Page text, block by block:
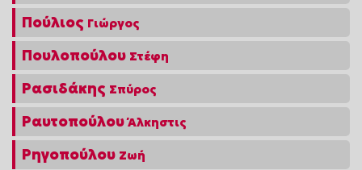
Πούλιος Γιώργος
Πουλοπούλου Στέφη
Ρασιδάκης Σπύρος
Ραυτοπούλου Άλκηστις
Ρηγοπούλου Ζωή